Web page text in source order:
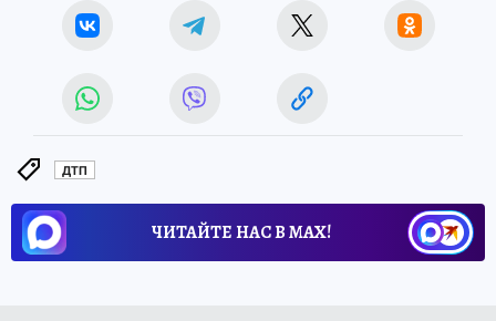
ДТП
ЧИТАЙТЕ НАС В МАХ!